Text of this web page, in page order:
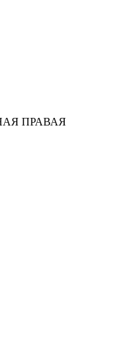
ПРАВАЯ